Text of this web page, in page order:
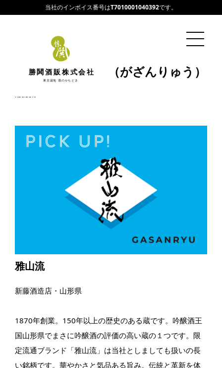
当社のインボイス番号はT7010001040392です。
勝鬨酒販株式会社
東京築地 酒のかちどき
PICK UP / 雅山流（がざんりゅう）
katidoki
雅山流
新藤酒造店・山形県
1870年創業。150年以上の歴史のある蔵です。吟醸酒王
国山形県でまさに吟醸酒の評価の高い蔵の１つです。限
定流通ブランド「雅山流」は当社としましても扱いの長
い銘柄です。華やかさと気品ある旨み。伝統と革新を体